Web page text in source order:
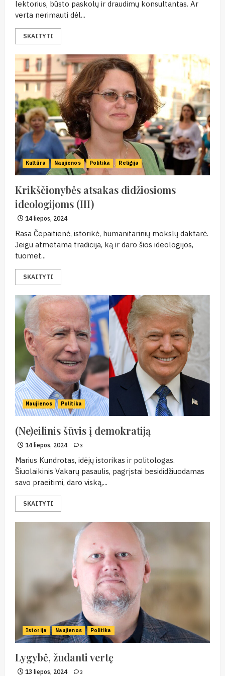
lektorius, būsto paskolų ir draudimų konsultantas. Ar
verta nerimauti dėl...
SKAITYTI
Kultūra Naujienos Politika Religija
Krikščionybės atsakas didžiosioms
ideologijoms (III)
14 liepos, 2024
Rasa Čepaitienė, istorikė, humanitarinių mokslų daktarė.
Jeigu atmetama tradicija, ką ir daro šios ideologijos,
tuomet...
SKAITYTI
Naujienos Politika
(Ne)eilinis šūvis į demokratiją
14 liepos, 2024 3
Marius Kundrotas, idėjų istorikas ir politologas.
Šiuolaikinis Vakarų pasaulis, pagrįstai besididžiuodamas
savo praeitimi, daro viską,...
SKAITYTI
Istorija Naujienos Politika
Lygybė, žudanti vertę
13 liepos, 2024 3